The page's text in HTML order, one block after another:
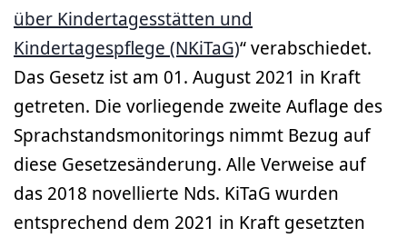
über Kindertagesstätten und
Kindertagespflege (NKiTaG)“ verabschiedet.
Das Gesetz ist am 01. August 2021 in Kraft
getreten. Die vorliegende zweite Auflage des
Sprachstandsmonitorings nimmt Bezug auf
diese Gesetzesänderung. Alle Verweise auf
das 2018 novellierte Nds. KiTaG wurden
entsprechend dem 2021 in Kraft gesetzten